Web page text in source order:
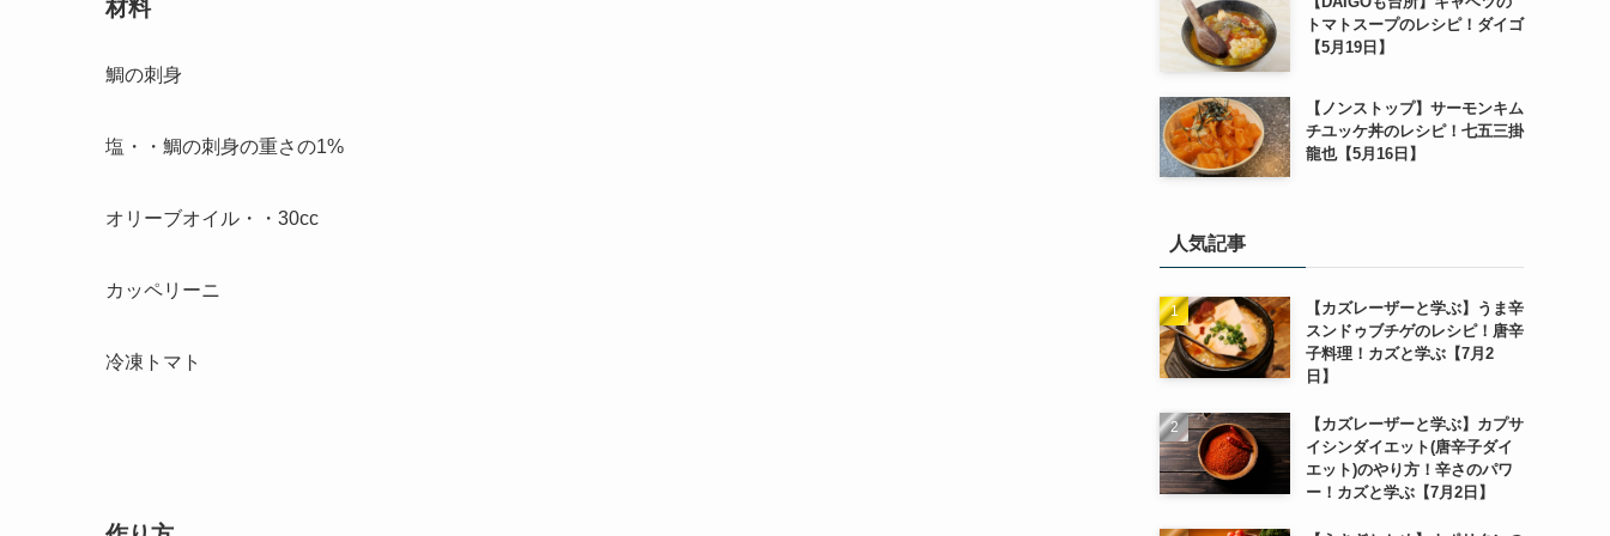
材料
鯛の刺身
塩・・鯛の刺身の重さの1%
オリーブオイル・・30cc
カッペリーニ
冷凍トマト
トマトスープのレシピ！ダイゴ
【5月19日】
【ノンストップ】サーモンキム
チユッケ丼のレシピ！七五三掛
龍也【5月16日】
人気記事
【カズレーザーと学ぶ】うま辛
スンドゥブチゲのレシピ！唐辛
子料理！カズと学ぶ【7月2
日】
【カズレーザーと学ぶ】カプサ
イシンダイエット(唐辛子ダイ
エット)のやり方！辛さのパワ
ー！カズと学ぶ【7月2日】